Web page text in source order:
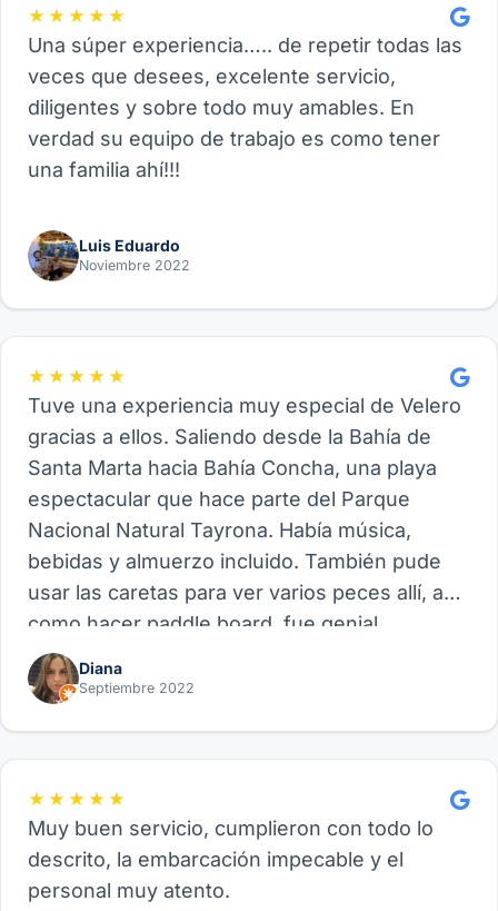
★★★★★
Una súper experiencia….. de repetir todas las
veces que desees, excelente servicio,
diligentes y sobre todo muy amables. En
verdad su equipo de trabajo es como tener
una familia ahí!!!
Luis Eduardo
Noviembre 2022
★★★★★
Tuve una experiencia muy especial de Velero
gracias a ellos. Saliendo desde la Bahía de
Santa Marta hacia Bahía Concha, una playa
espectacular que hace parte del Parque
Nacional Natural Tayrona. Había música,
bebidas y almuerzo incluido. También pude
usar las caretas para ver varios peces allí, así
como hacer paddle board, fue genial.
Recomiendo este proveedor y su experiencia
de Velero, funcional para amigos, parejas o
Diana
Septiembre 2022
★★★★★
Muy buen servicio, cumplieron con todo lo
descrito, la embarcación impecable y el
personal muy atento.